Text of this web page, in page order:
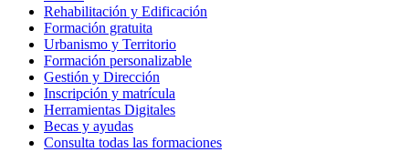
Rehabilitación y Edificación
Formación gratuita
Urbanismo y Territorio
Formación personalizable
Gestión y Dirección
Inscripción y matrícula
Herramientas Digitales
Becas y ayudas
Consulta todas las formaciones